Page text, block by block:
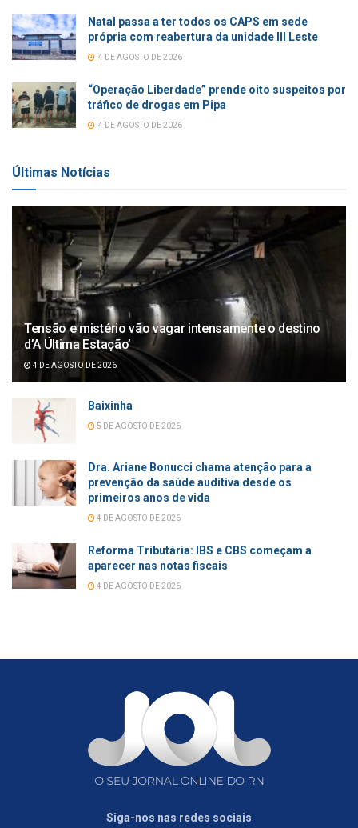
Natal passa a ter todos os CAPS em sede
própria com reabertura da unidade III Leste
4 DE AGOSTO DE 2026
“Operação Liberdade” prende oito suspeitos por
tráfico de drogas em Pipa
4 DE AGOSTO DE 2026
Últimas Notícias
Tensão e mistério vão vagar intensamente o destino
d’A Última Estação’
4 DE AGOSTO DE 2026
Baixinha
5 DE AGOSTO DE 2026
Dra. Ariane Bonucci chama atenção para a
prevenção da saúde auditiva desde os
primeiros anos de vida
4 DE AGOSTO DE 2026
Reforma Tributária: IBS e CBS começam a
aparecer nas notas fiscais
4 DE AGOSTO DE 2026
Siga-nos nas redes sociais